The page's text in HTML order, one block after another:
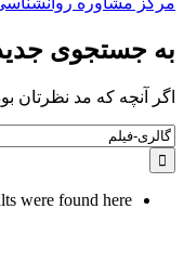
به جستجوی جديد
اگر آنچه که مد نظرتان
Search
for:
were found here.